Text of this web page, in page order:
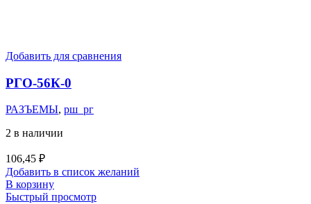
Добавить для сравнения
РГО-56К-0
РАЗЪЕМЫ, рш_рг
2 в наличии
106,45 ₽
Добавить в список желаний
В корзину
Быстрый просмотр